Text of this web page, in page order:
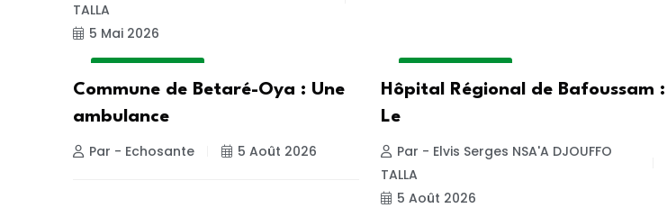
TALLA
5 Mai 2026
Commune de Betaré-Oya : Une
ambulance
Par - Echosante
5 Août 2026
Hôpital Régional de Bafoussam :
Le
Par - Elvis Serges NSA'A DJOUFFO
TALLA
5 Août 2026